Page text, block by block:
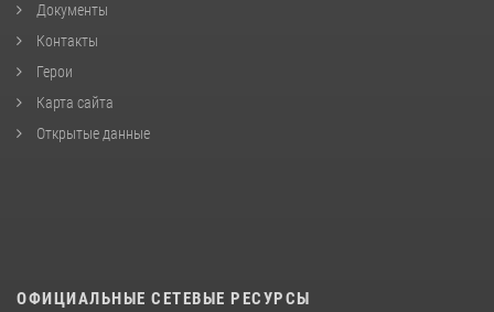
Документы
Контакты
Герои
Карта сайта
Открытые данные
ОФИЦИАЛЬНЫЕ СЕТЕВЫЕ РЕСУРСЫ